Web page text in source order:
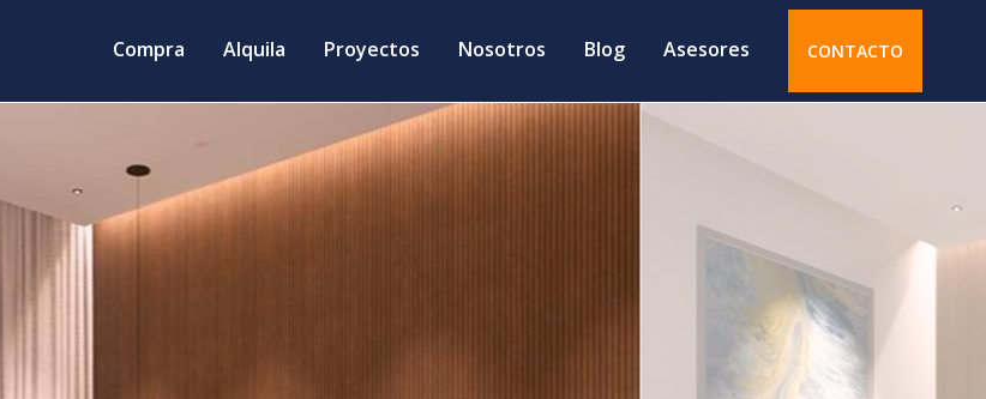
Compra Alquila Proyectos Nosotros Blog Asesores CONTACTO